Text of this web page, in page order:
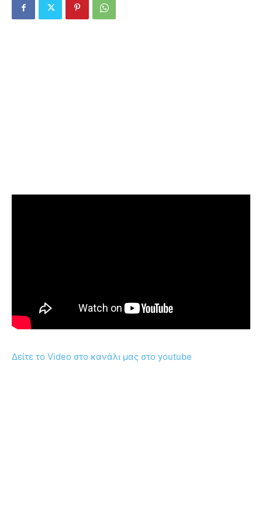
Δείτε το Video στο κανάλι μας στο youtube